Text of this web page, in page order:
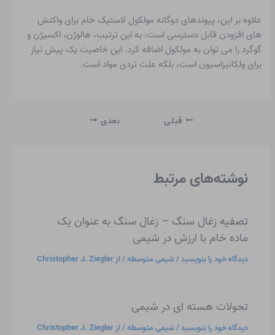
علاوه بر این، پیوندهای دوگانه مولکول لاستیک خام برای واکنش
های افزودن قابل دسترسی است: به این ترتیب، هالوژن، اکسیژن و
گوگرد را می توان به مولکول اضافه کرد. این خاصیت یک پیش نیاز
برای ولکانیزاسیون است، بلکه علت تردی مواد است.
قبلی بعدی
نوشته‌های مرتبط
تصفیه زغال سنگ – زغال سنگ به عنوان یک
ماده خام با ارزش در شیمی
دیدگاه‌ خود را بنویسید/شیمی متوسطه/ از Christopher J. Ziegler
تحولات هسته ای در شیمی
دیدگاه‌ خود را بنویسید/شیمی متوسطه/ از Christopher J. Ziegler